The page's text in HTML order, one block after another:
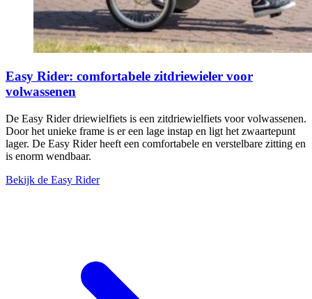
Easy Rider: comfortabele zitdriewieler voor
volwassenen
De Easy Rider driewielfiets is een zitdriewielfiets voor volwassenen.
Door het unieke frame is er een lage instap en ligt het zwaartepunt
lager. De Easy Rider heeft een comfortabele en verstelbare zitting en
is enorm wendbaar.
Bekijk de Easy Rider